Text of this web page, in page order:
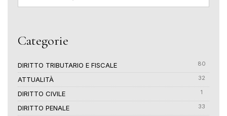
Categorie
DIRITTO TRIBUTARIO E FISCALE 80
ATTUALITÀ 32
DIRITTO CIVILE 1
DIRITTO PENALE 33